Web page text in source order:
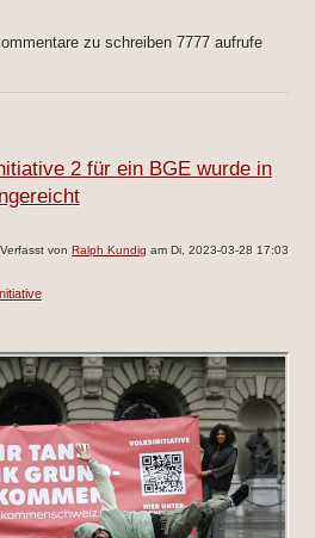
zu schreiben 7777 aufrufe
2 für ein BGE wurde in
Verfasst vonRalph Kundig am Di, 2023-03-28 17:03